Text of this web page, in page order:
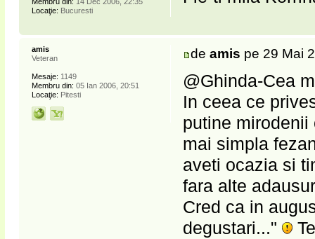
Locaţie: Bucuresti
deamis pe 29 Mai
@Ghinda-Cea
In ceea ce
putine
mai simpla
aveti ocazia si
fara alte
Cred ca in
degustari..."
amis
Veteran
Mesaje: 1149
Membru din: 05 Ian 2006, 20:51
Locaţie: Pitesti